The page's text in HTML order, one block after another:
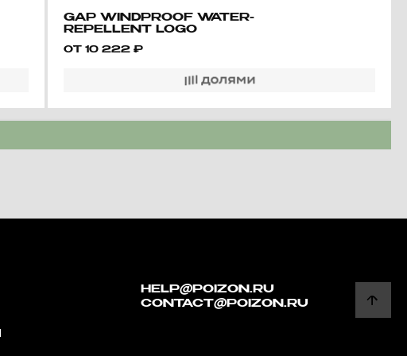
GAP WINDPROOF WATER-
REPELLENT LOGO
LIGHT OUTDOOR JACKET
ОТ 10 222 ₽
HELP@POIZON.RU
CONTACT@POIZON.RU